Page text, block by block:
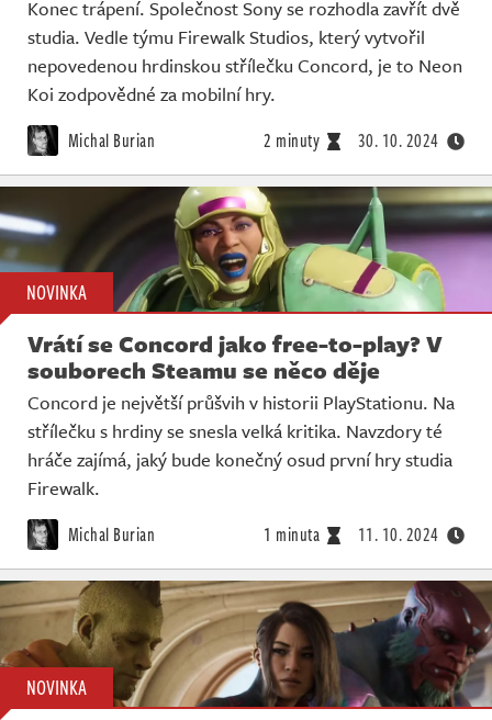
Konec trápení. Společnost Sony se rozhodla zavřít dvě
studia. Vedle týmu Firewalk Studios, který vytvořil
nepovedenou hrdinskou střílečku Concord, je to Neon
Koi zodpovědné za mobilní hry.
Michal Burian 2 minuty 30. 10. 2024
NOVINKA
Vrátí se Concord jako free-to-play? V
souborech Steamu se něco děje
Concord je největší průšvih v historii PlayStationu. Na
střílečku s hrdiny se snesla velká kritika. Navzdory té
hráče zajímá, jaký bude konečný osud první hry studia
Firewalk.
Michal Burian 1 minuta 11. 10. 2024
NOVINKA